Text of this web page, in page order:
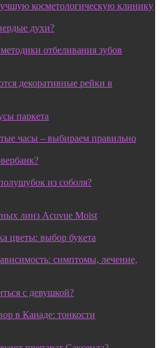
косметологическую клинику
духи?
отбеливания зубов
декоративные рейки в
паркета
часы – выбираем правильно
из соболя?
линз Acuvue Moist
цветы: выбор букета
симптомы, лечение,
с девушкой?
в Канаде: тонкости